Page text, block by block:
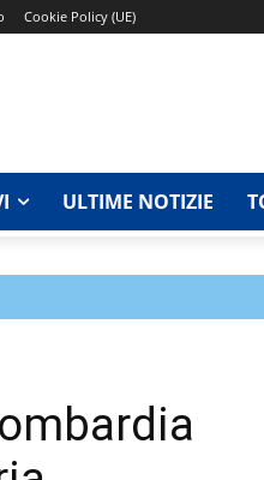
Cookie Policy (UE)
ULTIME NOTIZIE